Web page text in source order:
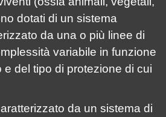
dotati di un sistema
da una o più linee di
variabile in funzione
e del tipo di protezione di cui
da un sistema di